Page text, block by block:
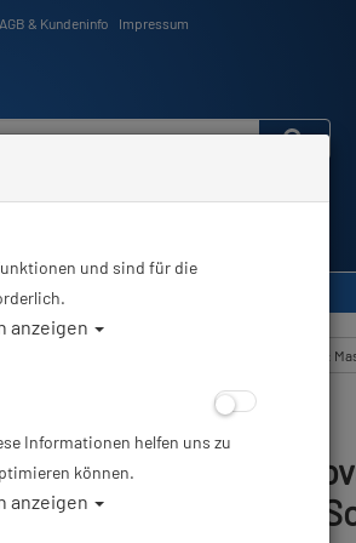
AGB & Kundeninfo Impressum
Combo - Steve Aoki Limited Edition - Schwarz/Lila
Alle Artikel zeigen aus:
- Dual +
Limited Edition -
und sind für die
anzeigen
Informationen helfen uns zu
können.
anzeigen